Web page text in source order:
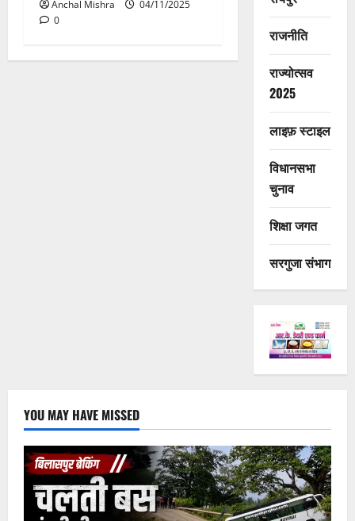
Anchal Mishra
04/11/2025
0
राजनीति
राज्योत्सव
2025
लाइफ़ स्टाइल
विधानसभा
चुनाव
शिक्षा जगत
सरगुजा संभाग
YOU MAY HAVE MISSED